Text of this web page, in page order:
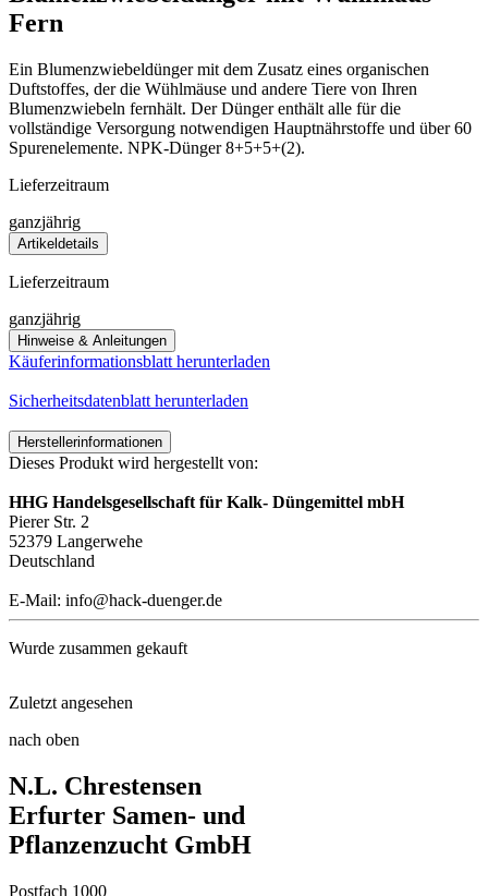
Fern
Ein Blumenzwiebeldünger mit dem Zusatz eines organischen
Duftstoffes, der die Wühlmäuse und andere Tiere von Ihren
Blumenzwiebeln fernhält. Der Dünger enthält alle für die
vollständige Versorgung notwendigen Hauptnährstoffe und über 60
Spurenelemente. NPK-Dünger 8+5+5+(2).
Lieferzeitraum
ganzjährig
Artikeldetails
Lieferzeitraum
ganzjährig
Hinweise & Anleitungen
Käuferinformationsblatt herunterladen
Sicherheitsdatenblatt herunterladen
Herstellerinformationen
Dieses Produkt wird hergestellt von:
HHG Handelsgesellschaft für Kalk- Düngemittel mbH
Pierer Str. 2
52379 Langerwehe
Deutschland
E-Mail: info@hack-duenger.de
Wurde zusammen gekauft
Warley-Elfenblume Orangekönigi ...
Blutblume
Zuletzt angesehen
Blumenzwiebeldünger mit Wühlma ...
nach oben
N.L. Chrestensen
Erfurter Samen- und
Pflanzenzucht GmbH
Postfach 1000